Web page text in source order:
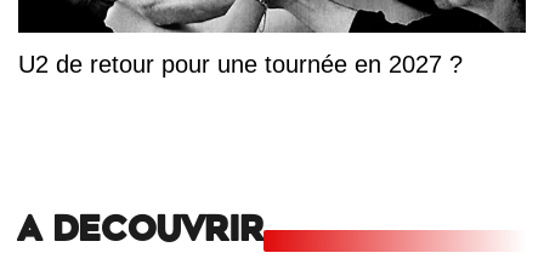
U2 de retour pour une tournée en 2027 ?
A DECOUVRIR